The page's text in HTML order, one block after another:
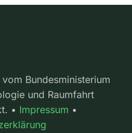
Bundesministerium
und Raumfahrt
• Impressum •